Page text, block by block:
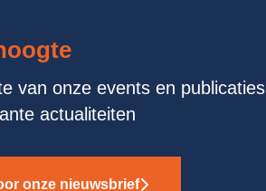
van onze events en publicaties
actualiteiten
onze nieuwsbrief